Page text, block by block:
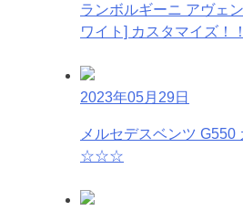
ランボルギーニ アヴェ
ワイト] カスタマイズ
2023年05月29日
メルセデスベンツ G550
☆☆☆